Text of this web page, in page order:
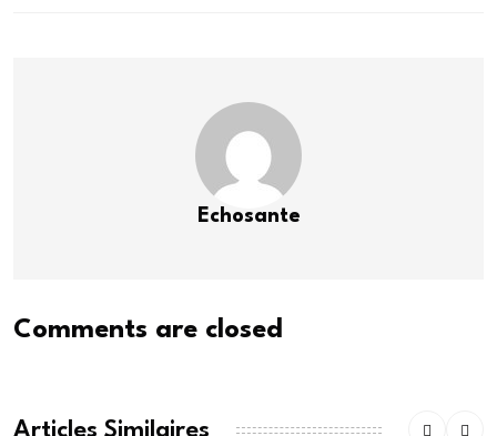
Echosante
Comments are closed
Articles Similaires